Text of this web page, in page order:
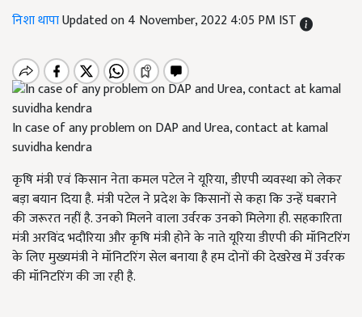
निशा थापाUpdated on 4 November, 2022 4:05 PM IST
In case of any problem on DAP and Urea, contact at kamal
suvidha kendra
कृषि मंत्री एवं किसान नेता कमल पटेल ने यूरिया,डीएपी व्यवस्था को लेकर
बड़ा बयान दिया है.मंत्री पटेल ने प्रदेश के किसानों से कहा कि उन्हें घबराने
की जरूरत नहीं है. उनको मिलने वाला उर्वरक उनको मिलेगा ही. सहकारिता
मंत्री अरविंद भदौरिया और कृषि मंत्री होने के नाते यूरिया डीएपी की मॉनिटरिंग
के लिए मुख्यमंत्री ने मॉनिटरिंग सेल बनाया है हम दोनों की देखरेख में उर्वरक
की मॉनिटरिंग की जा रही है.